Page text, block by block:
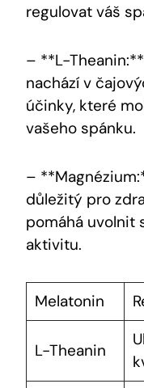
regulovat váš
– **L-
nachází v
účinky, které
vašeho spánku.
–
důležitý pro
pomáhá uvolnit
aktivitu.
Melatonin
L-Theanin